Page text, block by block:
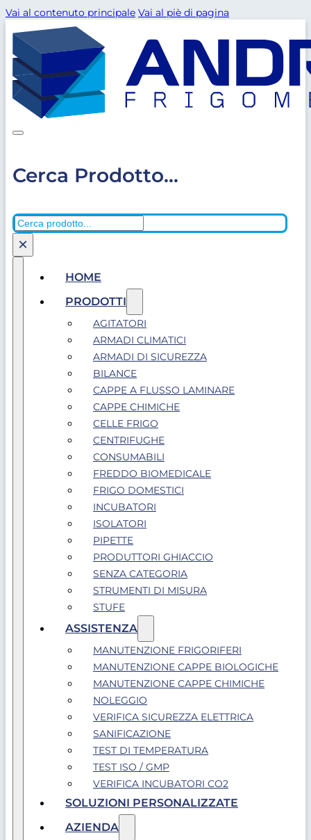
Vai al contenuto principale Vai al piè di pagina
Cerca Prodotto...
Cerca
×
HOME
PRODOTTI
AGITATORI
ARMADI CLIMATICI
ARMADI DI SICUREZZA
BILANCE
CAPPE A FLUSSO LAMINARE
CAPPE CHIMICHE
CELLE FRIGO
CENTRIFUGHE
CONSUMABILI
FREDDO BIOMEDICALE
FRIGO DOMESTICI
INCUBATORI
ISOLATORI
PIPETTE
PRODUTTORI GHIACCIO
SENZA CATEGORIA
STRUMENTI DI MISURA
STUFE
ASSISTENZA
MANUTENZIONE FRIGORIFERI
MANUTENZIONE CAPPE BIOLOGICHE
MANUTENZIONE CAPPE CHIMICHE
NOLEGGIO
VERIFICA SICUREZZA ELETTRICA
SANIFICAZIONE
TEST DI TEMPERATURA
TEST ISO / GMP
VERIFICA INCUBATORI CO2
SOLUZIONI PERSONALIZZATE
AZIENDA